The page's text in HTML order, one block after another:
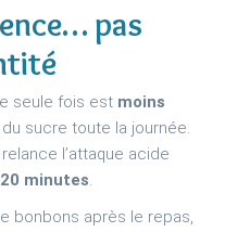
pas
seule fois est moins
sucre toute la journée.
l’attaque acide
20 minutes.
bonbons après le repas,